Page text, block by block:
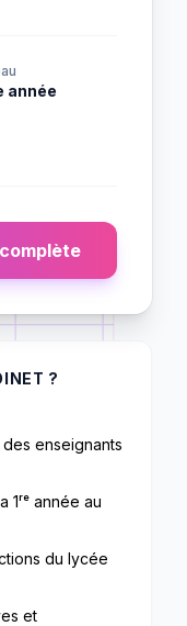
année
?
enseignants
année au
du lycée
et